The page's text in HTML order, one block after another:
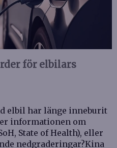
för elbilars
elbil har länge inneburit
informationen om
State of Health), eller
nedgraderingar?Kina